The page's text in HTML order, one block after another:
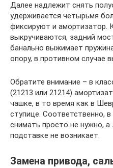
Далее надлежит снять
удерживается четырьмя
фиксируют и амортизатор.
выкручиваются, задний
банально выжимает
опору, в противном случае
Обратите внимание – в
(21213 или 21214)
чашке, в то время как в
ступице. Соответственно,
снимать просто не нужно,
подставке не возникает.
Замена привода,